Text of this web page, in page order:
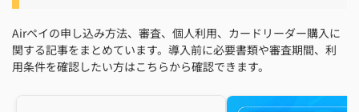
Airペイの申し込み方法、審査、個人利用、カードリーダー購入に
関する記事をまとめています。導入前に必要書類や審査期間、利
用条件を確認したい方はこちらから確認できます。